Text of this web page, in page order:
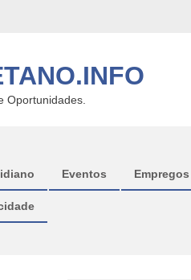
Oportunidades.
Eventos Empregos